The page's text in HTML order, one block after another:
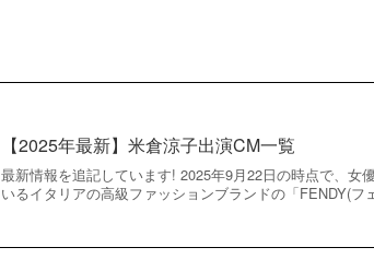
【2025年最新】米倉涼子出演CM一覧
最新情報を追記しています! 2025年9月22日の時点で、女
いるイタリアの高級ファッションブランドの「FENDY(フ